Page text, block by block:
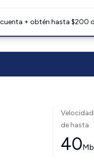
+ obtén hasta $200
de hasta
40